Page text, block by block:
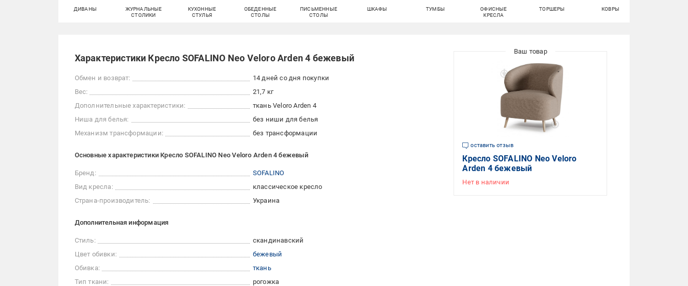
ДИВАНЫ
ЖУРНАЛЬНЫЕ
СТОЛИКИ
КУХОННЫЕ
СТУЛЬЯ
ОБЕДЕННЫЕ
СТОЛЫ
ПИСЬМЕННЫЕ
СТОЛЫ
ШКАФЫ ТУМБЫ
ОФИСНЫЕ
КРЕСЛА
ТОРШЕРЫ КОВРЫ
Характеристики Кресло SOFALINO Neo Veloro Arden 4 бежевый
Обмен и возврат:
14 дней со дня покупки
Вес:
21,7 кг
Дополнительные характеристики:
ткань Veloro Arden 4
Ниша для белья:
без ниши для белья
Механизм трансформации:
без трансформации
Основные характеристики Кресло SOFALINO Neo Veloro Arden 4 бежевый
Бренд:
SOFALINO
Вид кресла:
классическое кресло
Страна-производитель:
Украина
Дополнительная информация
Стиль:
скандинавский
Цвет обивки:
бежевый
Обивка:
ткань
Тип ткани:
рогожка
оставить отзыв
Кресло SOFALINO Neo Veloro
Arden 4 бежевый
Нет в наличии